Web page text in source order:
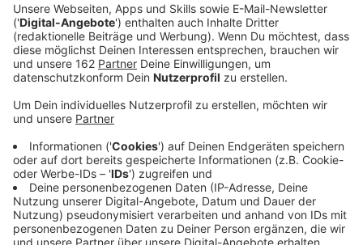
Anzeige
Die Kneipen und Restaurants am Weseler Kornmarkt
wollen ihre Außengastronomie wetterfester machen.
Trennwände aufzuziehen. Damit könnten die
Außentische besser vor Wind, Regen und Kälte
geschützt werden. Eine Öffnung könnte sogar bis in
den Winter verlängert werden. Heute berät die Politik
über den Antrag. Die Verwaltung sieht ihn kritisch: